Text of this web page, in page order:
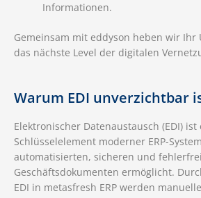
Informationen.
Gemeinsam mit eddyson heben wir
das nächste Level der digitalen
Warum EDI unverzichtbar
Elektronischer Datenaustausch (EDI) ist
Schlüsselelement moderner ERP-
automatisierten, sicheren und
Geschäftsdokumenten ermöglicht.
EDI in metasfresh ERP werden